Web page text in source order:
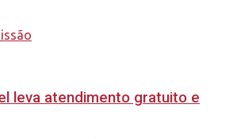
leva atendimento gratuito e